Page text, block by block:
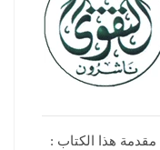
هذا الكتاب :